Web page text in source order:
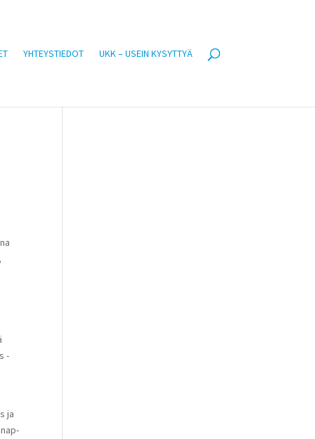
YHTEYSTIEDOT UKK – USEIN KYSYTTYÄ
-
ja